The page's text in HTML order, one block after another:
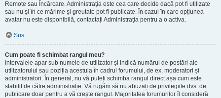
Remote sau Încărcare. Administrația este cea care decide dacă pot fi utilizate
sau nu și în ce mărime și greutate pot fi publicate. În cazul în care opțiunea
avatar nu este disponibilă, contactați Administrația pentru a o activa.
Sus
Cum poate fi schimbat rangul meu?
Intervalele apar sub numele de utilizator și indică numărul de postări ale
utilizatorului sau poziția acestuia în cadrul forumului, de ex. moderatori și
administratori. În general, nu vă puteți schimba rangul direct așa cum este
stabilit de către administrație. Vă rugăm să nu abuzați de privilegiile dvs. de
publicare doar pentru a vă crește rangul. Majoritatea forumurilor îl consideră